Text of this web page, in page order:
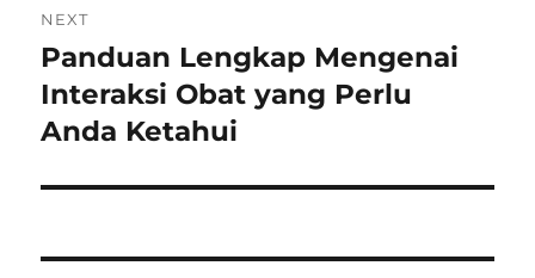
NEXT
Next
post:
Panduan Lengkap Mengenai
Interaksi Obat yang Perlu
Anda Ketahui